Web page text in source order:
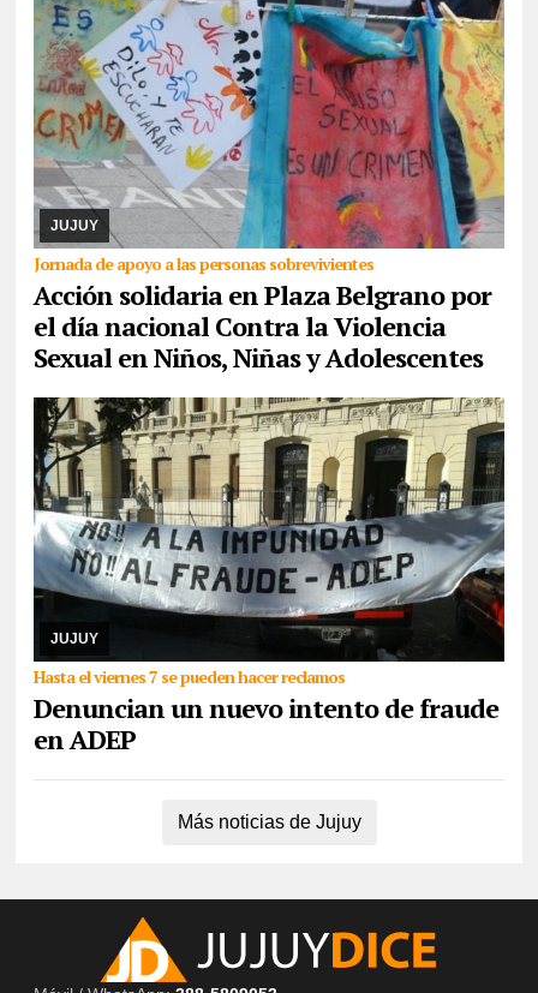
JUJUY
Jornada de apoyo a las personas sobrevivientes
Acción solidaria en Plaza Belgrano por
el día nacional Contra la Violencia
Sexual en Niños, Niñas y Adolescentes
07/08/2026
La actividad se desarrollará este domingo desde las
17. Piden la donación de juguetes, libros que serán entregados a
un comedor comunitario. También ...
JUJUY
Hasta el viernes 7 se pueden hacer reclamos
Denuncian un nuevo intento de fraude
en ADEP
06/08/2026 De cara a las elecciones nacionales de CTERA del 2
de septiembre, integrante de la lista Multicolor sostuvo que hace
días que la Junta Electoral no s ...
Más noticias de Jujuy